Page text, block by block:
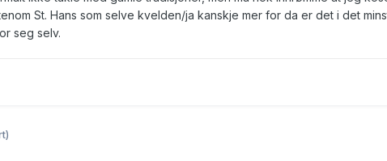
St. Hans som selve kvelden/ja kanskje mer for da er det i det
seg selv.